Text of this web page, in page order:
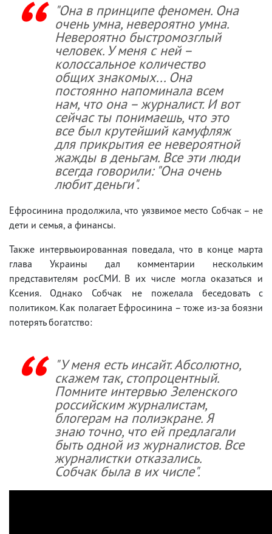
"Она в принципе феномен. Она
очень умна, невероятно умна.
Невероятно быстромозглый
человек. У меня с ней –
колоссальное количество
общих знакомых... Она
постоянно напоминала всем
нам, что она – журналист. И вот
сейчас ты понимаешь, что это
все был крутейший камуфляж
для прикрытия ее невероятной
жажды в деньгам. Все эти люди
всегда говорили: "Она очень
любит деньги".
Ефросинина продолжила, что уязвимое место Собчак – не
дети и семья, а финансы.
Также интервьюированная поведала, что в конце марта
глава Украины дал комментарии нескольким
представителям росСМИ. В их числе могла оказаться и
Ксения. Однако Собчак не пожелала беседовать с
политиком. Как полагает Ефросинина – тоже из-за боязни
потерять богатство:
"У меня есть инсайт. Абсолютно,
скажем так, стопроцентный.
Помните интервью Зеленского
российским журналистам,
блогерам на полиэкране. Я
знаю точно, что ей предлагали
быть одной из журналистов. Все
журналистки отказались.
Собчак была в их числе".